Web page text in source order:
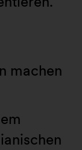
machen